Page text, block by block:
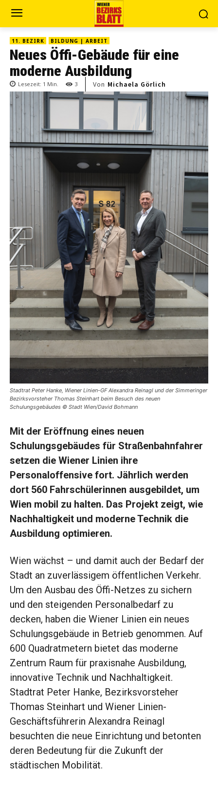
11. BEZIRK BILDUNG | ARBEIT
Neues Öffi-Gebäude für eine
moderne Ausbildung
Lesezeit: 1 Min. 3 Von Michaela Görlich
Stadtrat Peter Hanke, Wiener Linien-GF Alexandra Reinagl und der Simmeringer
Bezirksvorsteher Thomas Steinhart beim Besuch des neuen
Schulungsgebäudes © Stadt Wien/David Bohmann
Mit der Eröffnung eines neuen
Schulungsgebäudes für Straßenbahnfahrer
setzen die Wiener Linien ihre
Personaloffensive fort. Jährlich werden
dort 560 Fahrschülerinnen ausgebildet, um
Wien mobil zu halten. Das Projekt zeigt, wie
Nachhaltigkeit und moderne Technik die
Ausbildung optimieren.
Wien wächst – und damit auch der Bedarf der
Stadt an zuverlässigem öffentlichen Verkehr.
Um den Ausbau des Öffi-Netzes zu sichern
und den steigenden Personalbedarf zu
decken, haben die Wiener Linien ein neues
Schulungsgebäude in Betrieb genommen. Auf
600 Quadratmetern bietet das moderne
Zentrum Raum für praxisnahe Ausbildung,
innovative Technik und Nachhaltigkeit.
Stadtrat Peter Hanke, Bezirksvorsteher
Thomas Steinhart und Wiener Linien-
Geschäftsführerin Alexandra Reinagl
besuchten die neue Einrichtung und betonten
deren Bedeutung für die Zukunft der
städtischen Mobilität.